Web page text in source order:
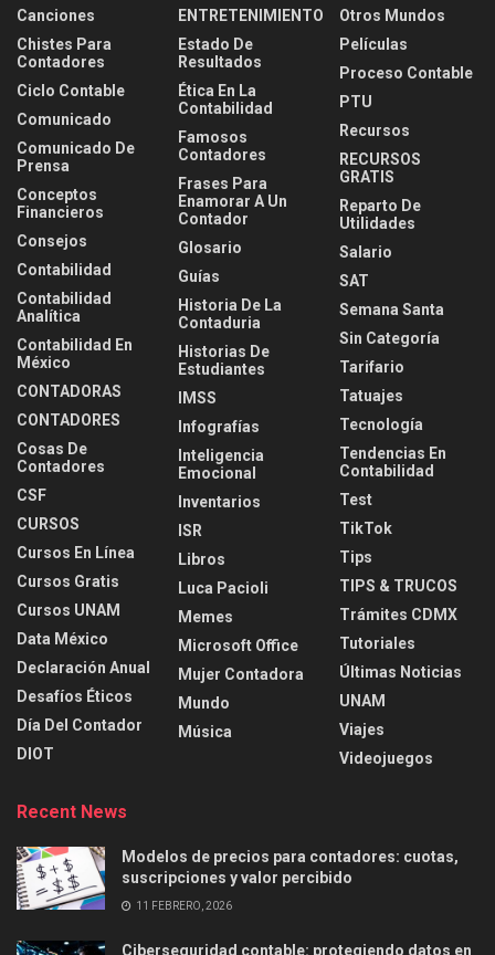
Canciones
Chistes Para
Contadores
Ciclo Contable
Comunicado
Comunicado De
Prensa
Conceptos
Financieros
Consejos
Contabilidad
Contabilidad
Analítica
Contabilidad En
México
CONTADORAS
CONTADORES
Cosas De
Contadores
CSF
CURSOS
Cursos En Línea
Cursos Gratis
Cursos UNAM
Data México
Declaración Anual
Desafíos Éticos
Día Del Contador
DIOT
ENTRETENIMIENTO
Estado De
Resultados
Ética En La
Contabilidad
Famosos
Contadores
Frases Para
Enamorar A Un
Contador
Glosario
Guías
Historia De La
Contaduria
Historias De
Estudiantes
IMSS
Infografías
Inteligencia
Emocional
Inventarios
ISR
Libros
Luca Pacioli
Memes
Microsoft Office
Mujer Contadora
Mundo
Música
Otros Mundos
Películas
Proceso Contable
PTU
Recursos
RECURSOS
GRATIS
Reparto De
Utilidades
Salario
SAT
Semana Santa
Sin Categoría
Tarifario
Tatuajes
Tecnología
Tendencias En
Contabilidad
Test
TikTok
Tips
TIPS & TRUCOS
Trámites CDMX
Tutoriales
Últimas Noticias
UNAM
Viajes
Videojuegos
Recent News
Modelos de precios para contadores: cuotas,
suscripciones y valor percibido
11 FEBRERO, 2026
Ciberseguridad contable: protegiendo datos en